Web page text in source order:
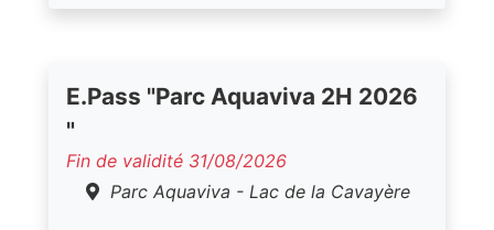
E.Pass "Parc Aquaviva 2H 2026
"
Fin de validité 31/08/2026
Parc Aquaviva - Lac de la Cavayère